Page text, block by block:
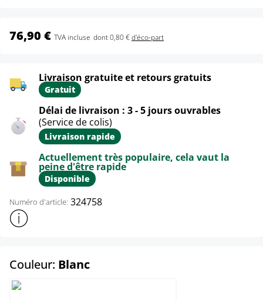
76,90 € TVA incluse dont 0,80 €d'éco-part
Livraison gratuite et retours gratuits
Gratuit
Délai de livraison : 3 - 5 jours ouvrables
(Service de colis)
Livraison rapide
Actuellement très populaire, cela vaut la
peine d'être rapide
Disponible
Numéro d'article: 324758
Afficher plus d'informations sur le produit
Couleur: Blancselect